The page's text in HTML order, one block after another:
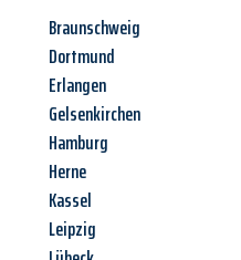
Braunschweig
Dortmund
Erlangen
Gelsenkirchen
Hamburg
Herne
Kassel
Leipzig